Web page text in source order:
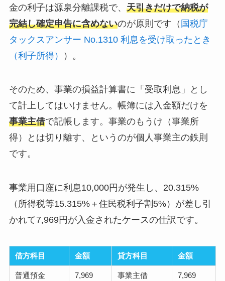
金の利子は源泉分離課税で、 天引きだけで納税が
完結し確定申告に含めないのが原則です（ 国税庁
タックスアンサー No.1310 利息を受け取ったとき
（利子所得）
）。
そのため、事業の損益計算書に「受取利息」とし
て計上してはいけません。帳簿には入金額だけを
事業主借で記帳します。事業のもうけ（事業所
得）とは切り離す、というのが個人事業主の鉄則
です。
事業用口座に利息10,000円が発生し、20.315%
（所得税等15.315%＋住民税利子割5%）が差し引
かれて7,969円が入金されたケースの仕訳です。
借方科目 金額 貸方科目 金額
普通預金 7,969 事業主借 7,969